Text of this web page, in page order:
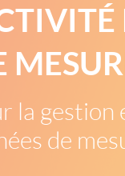
la gestion
de